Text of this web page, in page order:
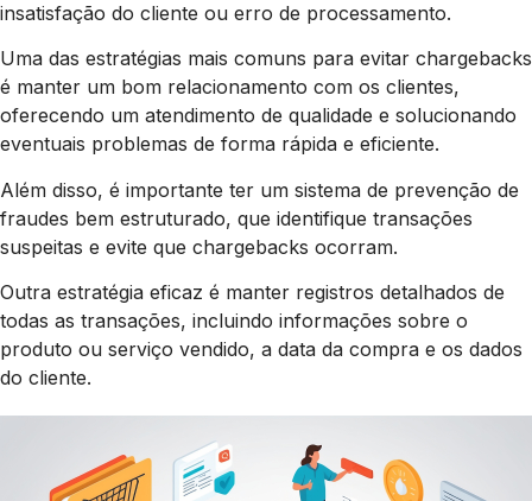
insatisfação do cliente ou erro de processamento.
Uma das estratégias mais comuns para evitar chargebacks
é manter um bom relacionamento com os clientes,
oferecendo um atendimento de qualidade e solucionando
eventuais problemas de forma rápida e eficiente.
Além disso, é importante ter um sistema de prevenção de
fraudes bem estruturado, que identifique transações
suspeitas e evite que chargebacks ocorram.
Outra estratégia eficaz é manter registros detalhados de
todas as transações, incluindo informações sobre o
produto ou serviço vendido, a data da compra e os dados
do cliente.